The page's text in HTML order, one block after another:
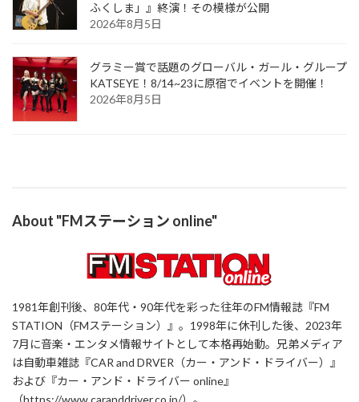
ふくしま」』終演！その模様が公開
2026年8月5日
グラミー賞で話題のグローバル・ガール・グループ
KATSEYE！8/14~23に原宿でイベントを開催！
2026年8月5日
About "FMステーション online"
1981年創刊後、80年代・90年代を彩った往年のFM情報誌『FM
STATION（FMステーション）』。1998年に休刊した後、2023年
7月に音楽・エンタメ情報サイトとして本格再始動。兄弟メディア
は自動車雑誌『CAR and DRVER（カー・アンド・ドライバー）』
および『カー・アンド・ドライバー online』
（https://www.caranddriver.co.jp/）。